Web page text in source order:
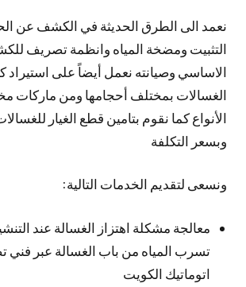
نعمد الى الطرق الحديثة في الكشف عن
التثبيت ومضخة المياه وانظمة تصريف
الاساسي وصيانته نعمل أيضاً على استيراد
الغسالات بمختلف أحجامها ومن ماركات
الأنواع كما نقوم بتامين قطع الغيار
وبسعر التكلفة
ونسعى لتقديم الخدمات التالية:
معالجة مشكلة اهتزاز الغسالة عند
تسرب المياه من باب الغسالة عبر فني
اتوماتيك الكويت